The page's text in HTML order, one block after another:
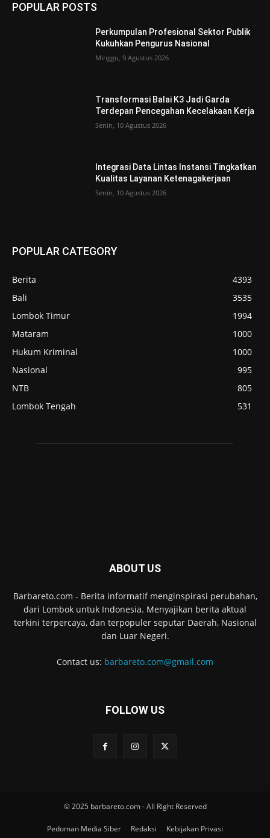
POPULAR POSTS
Perkumpulan Profesional Sektor Publik
Kukuhkan Pengurus Nasional
Minggu, 9 Agustus 2026
Transformasi Balai K3 Jadi Garda
Terdepan Pencegahan Kecelakaan Kerja
Senin, 10 Agustus 2026
Integrasi Data Lintas Instansi Tingkatkan
Kualitas Layanan Ketenagakerjaan
Senin, 10 Agustus 2026
POPULAR CATEGORY
Berita
4393
Bali
3535
Lombok Timur
1994
Mataram
1000
Hukum Kriminal
1000
Nasional
995
NTB
805
Lombok Tengah
531
ABOUT US
Barbareto.com - Berita informatif menginspirasi perubahan,
dari Lombok untuk Indonesia. Menyajikan berita aktual
terkini terpercaya, dan terpopuler seputar Daerah, Nasional
dan Luar Negeri.
Contact us: barbareto.com@gmail.com
FOLLOW US
© 2025 barbareto.com - All Right Reserved
Pedoman Media Siber Redaksi
Kebijakan Privasi